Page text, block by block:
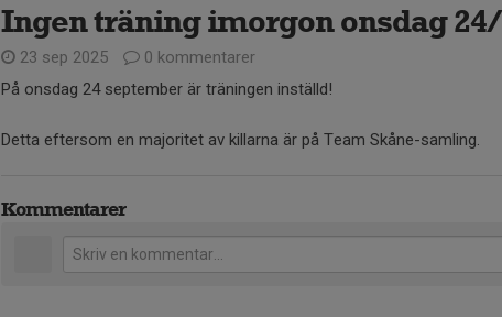
Ingen träning imorgon onsdag
23 sep 2025
0 kommentarer
På onsdag 24 september är träningen inställd!
Detta eftersom en majoritet av killarna är på Team Skåne-samling.
Kommentarer